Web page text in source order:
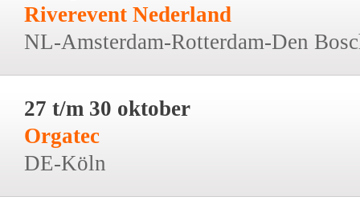
Riverevent Nederland
NL-Amsterdam-Rotterdam-Den
27 t/m 30 oktober
Orgatec
DE-Köln